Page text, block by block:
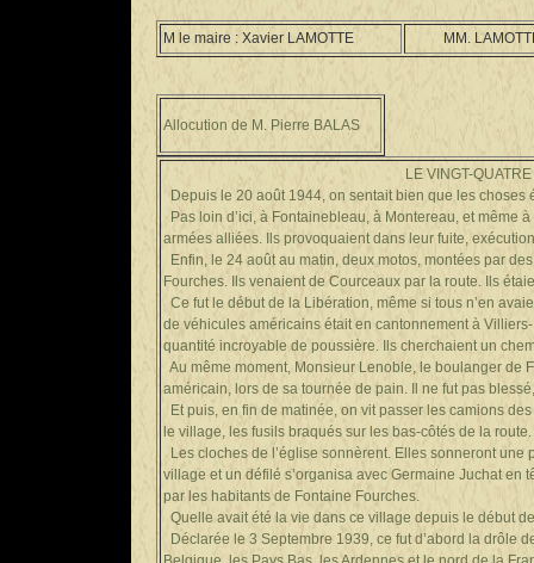
M le maire : Xavier LAMOTTE MM. LAMOTTE,
Allocution de M. Pierre BALAS
LE VINGT-
Depuis le 20 août 1944, on sentait bien que les choses
Pas loin d’ici, à Fontainebleau, à Montereau, et même
armées alliées. Ils provoquaient dans leur fuite,
Enfin, le 24 août au matin, deux motos, montées par
Fourches. Ils venaient de Courceaux par la route. Ils
Ce fut le début de la Libération, même si tous n’en
de véhicules américains était en cantonnement à
quantité incroyable de poussière. Ils cherchaient un
Au même moment, Monsieur Lenoble, le boulanger de
américain, lors de sa tournée de pain. Il ne fut pas
Et puis, en fin de matinée, on vit passer les camions
le village, les fusils braqués sur les bas-côtés de la route.
Les cloches de l’église sonnèrent. Elles sonneront
village et un défilé s’organisa avec Germaine Juchat
par les habitants de Fontaine Fourches.
Quelle avait été la vie dans ce village depuis le début
Déclarée le 3 Septembre 1939, ce fut d’abord la drôle